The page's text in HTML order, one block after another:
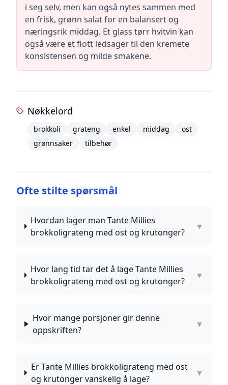
i seg selv, men kan også nytes sammen med
en frisk, grønn salat for en balansert og
næringsrik middag. Et glass tørr hvitvin kan
også være et flott ledsager til den kremete
konsistensen og milde smakene.
Nøkkelord
brokkoli grateng enkel middag
ost
grønnsaker
tilbehør
Ofte stilte spørsmål
Hvordan lager man Tante Millies
brokkoligrateng med ost og krutonger?
▼
Hvor lang tid tar det å lage Tante Millies
brokkoligrateng med ost og krutonger?
▼
Hvor mange porsjoner gir denne
oppskriften?
▼
Er Tante Millies brokkoligrateng med ost
og krutonger vanskelig å lage?
▼